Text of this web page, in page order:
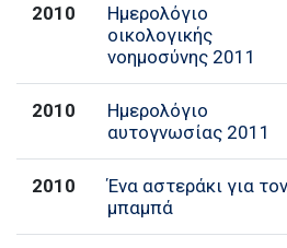
2010
Ημερολόγιο
οικολογικής
νοημοσύνης 2011
2010
Ημερολόγιο
αυτογνωσίας 2011
2010
Ένα αστεράκι για τον
μπαμπά